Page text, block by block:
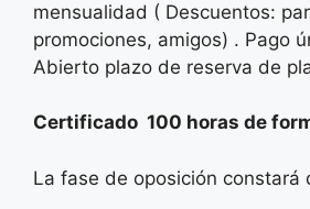
mensualidad ( Descuentos:
promociones, amigos) . Pago
Abierto plazo de reserva de
Certificado 100 horas de
La fase de oposición constará